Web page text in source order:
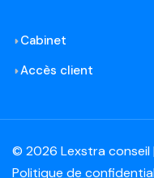
Cabinet
Accès client
© 2026 Lexstra conseil
Politique de